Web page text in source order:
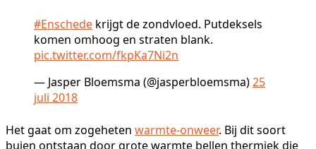
#Enschede krijgt de zondvloed. Putdeksels
komen omhoog en straten blank.
pic.twitter.com/fkpKa7Ni2n
— Jasper Bloemsma (@jasperbloemsma)25
juli 2018
Het gaat om zogeheten warmte-onweer. Bij dit soort
buien ontstaan door grote warmte bellen thermiek die